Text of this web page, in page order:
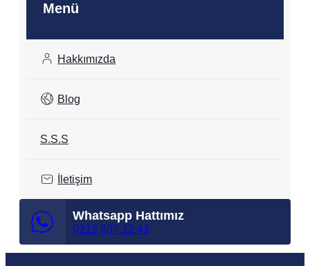
Menü
Hakkımızda
Blog
S.S.S
İletişim
Whatsapp Hattımız
0212 807 12 41